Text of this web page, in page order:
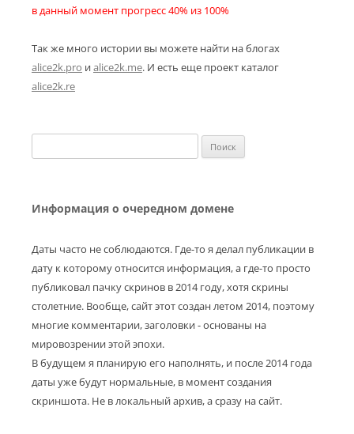
в данный момент прогресс 40% из 100%
Так же много истории вы можете найти на блогах
alice2k.pro иalice2k.me. И есть еще проект каталог
alice2k.re
Информация о очередном домене
Даты часто не соблюдаются. Где-то я делал публикации в
дату к которому относится информация, а где-то просто
публиковал пачку скринов в 2014 году, хотя скрины
столетние. Вообще, сайт этот создан летом 2014, поэтому
многие комментарии, заголовки - основаны на
мировозрении этой эпохи.
В будущем я планирую его наполнять, и после 2014 года
даты уже будут нормальные, в момент создания
скриншота. Не в локальный архив, а сразу на сайт.